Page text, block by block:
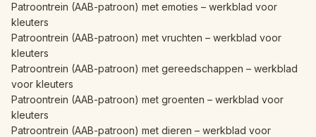
Patroontrein (AAB-patroon) met emoties – werkblad voor
kleuters
Patroontrein (AAB-patroon) met vruchten – werkblad voor
kleuters
Patroontrein (AAB-patroon) met gereedschappen – werkblad
voor kleuters
Patroontrein (AAB-patroon) met groenten – werkblad voor
kleuters
Patroontrein (AAB-patroon) met dieren – werkblad voor